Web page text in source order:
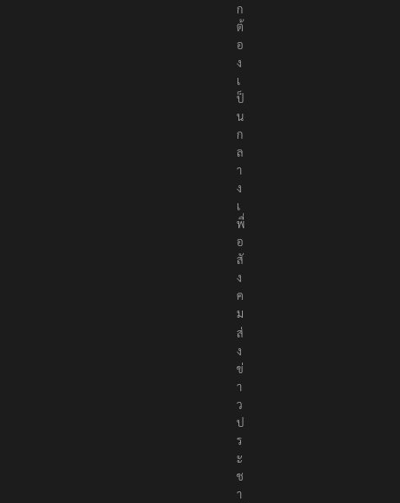
ถู
ก
ต้
อ
ง
เ
ป็
น
ก
ล
า
ง
เ
พื่
อ
สั
ง
ค
ม
ส่
ง
ข่
า
ว
ป
ร
ะ
ช